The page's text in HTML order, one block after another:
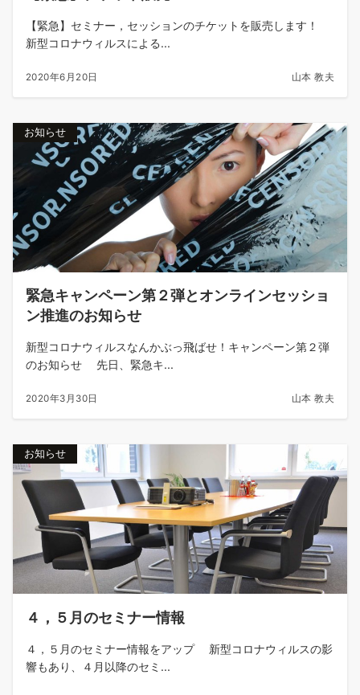
【緊急】セミナー，セッションのチケットを販売します！
新型コロナウィルスによる...
2020年6月20日 山本 教夫
お知らせ
緊急キャンペーン第２弾とオンラインセッショ
ン推進のお知らせ
新型コロナウィルスなんかぶっ飛ばせ！キャンペーン第２弾
のお知らせ 先日、緊急キ...
2020年3月30日 山本 教夫
お知らせ
４，５月のセミナー情報
４，５月のセミナー情報をアップ 新型コロナウィルスの影
響もあり、４月以降のセミ...